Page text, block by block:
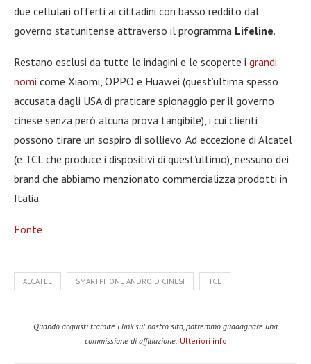
due cellulari offerti ai cittadini con basso reddito dal
governo statunitense attraverso il programma Lifeline.
Restano esclusi da tutte le indagini e le scoperte i grandi
nomi come Xiaomi, OPPO e Huawei (quest’ultima spesso
accusata dagli USA di praticare spionaggio per il governo
cinese senza però alcuna prova tangibile), i cui clienti
possono tirare un sospiro di sollievo. Ad eccezione di Alcatel
(e TCL che produce i dispositivi di quest’ultimo), nessuno dei
brand che abbiamo menzionato commercializza prodotti in
Italia.
Fonte
ALCATEL SMARTPHONE ANDROID CINESI TCL
Quando acquisti tramite i link sul nostro sito, potremmo guadagnare una
commissione di affiliazione. Ulteriori info